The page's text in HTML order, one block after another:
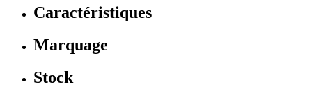
Caractéristiques
Marquage
Stock